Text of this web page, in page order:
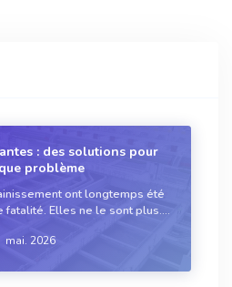
: des solutions pour
problème
ont longtemps été
fatalité. Elles ne le sont plus.
existent aujourd'hui pour
mai. 2026